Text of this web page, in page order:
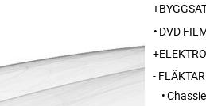
DVD FILM,
FLÄKTAR